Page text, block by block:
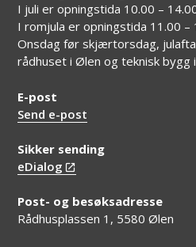
I juli er opningstida 10.00 –
I romjula er opningstida 11.00 –
Onsdag før skjærtorsdag,
rådhuset i Ølen og teknisk bygg
E-post
Send e-post
Sikker sending
eDialog
Post- og besøksadresse
Rådhusplassen 1, 5580 Ølen